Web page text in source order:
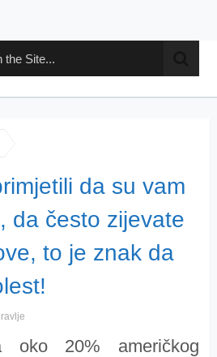
da su vam
da često zijevate
to je znak da
oko 20% američkog